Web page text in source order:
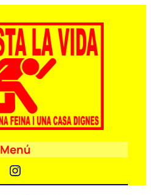
Menú
Instagram